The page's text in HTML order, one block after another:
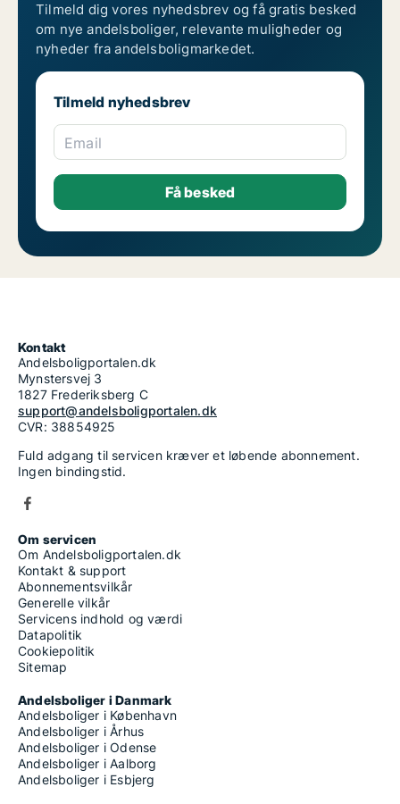
Tilmeld dig vores nyhedsbrev og få gratis besked
om nye andelsboliger, relevante muligheder og
nyheder fra andelsboligmarkedet.
Tilmeld nyhedsbrev
Email
Kontakt
Andelsboligportalen.dk
Mynstersvej 3
1827 Frederiksberg C
support@andelsboligportalen.dk
CVR: 38854925
Fuld adgang til servicen kræver et løbende abonnement.
Ingen bindingstid.
Om servicen
Om Andelsboligportalen.dk
Kontakt & support
Abonnementsvilkår
Generelle vilkår
Servicens indhold og værdi
Datapolitik
Cookiepolitik
Sitemap
Andelsboliger i Danmark
Andelsboliger i København
Andelsboliger i Århus
Andelsboliger i Odense
Andelsboliger i Aalborg
Andelsboliger i Esbjerg